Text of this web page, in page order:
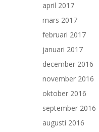
april 2017
mars 2017
februari 2017
januari 2017
december 2016
november 2016
oktober 2016
september 2016
augusti 2016